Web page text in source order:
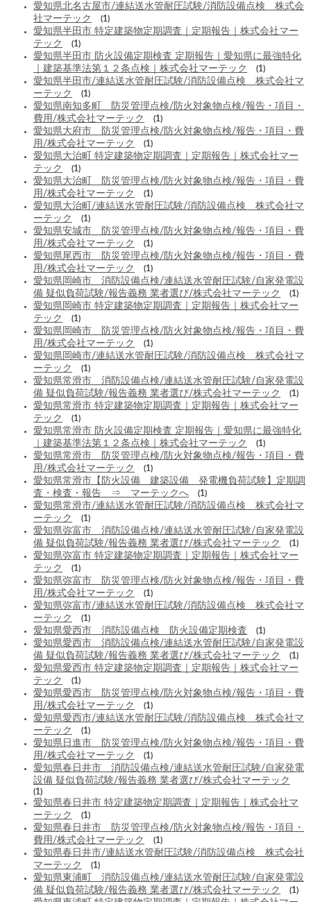
愛知県北名古屋市/連結送水管耐圧試験/消防設備点検 株式会
社マーテック
(1)
愛知県半田市 特定建築物定期調査｜定期報告｜株式会社マー
テック
(1)
愛知県半田市 防火設備定期検査 定期報告｜愛知県に最強特化
｜建築基準法第１２条点検｜株式会社マーテック
(1)
愛知県半田市/連結送水管耐圧試験/消防設備点検 株式会社マ
ーテック
(1)
愛知県南知多町 防災管理点検/防火対象物点検/報告・項目・
費用/株式会社マーテック
(1)
愛知県大府市 防災管理点検/防火対象物点検/報告・項目・費
用/株式会社マーテック
(1)
愛知県大治町 特定建築物定期調査｜定期報告｜株式会社マー
テック
(1)
愛知県大治町 防災管理点検/防火対象物点検/報告・項目・費
用/株式会社マーテック
(1)
愛知県大治町/連結送水管耐圧試験/消防設備点検 株式会社マ
ーテック
(1)
愛知県安城市 防災管理点検/防火対象物点検/報告・項目・費
用/株式会社マーテック
(1)
愛知県尾西市 防災管理点検/防火対象物点検/報告・項目・費
用/株式会社マーテック
(1)
愛知県岡崎市 消防設備点検/連結送水管耐圧試験/自家発電設
備 疑似負荷試験/報告義務 業者選び/株式会社マーテック
(1)
愛知県岡崎市 特定建築物定期調査｜定期報告｜株式会社マー
テック
(1)
愛知県岡崎市 防災管理点検/防火対象物点検/報告・項目・費
用/株式会社マーテック
(1)
愛知県岡崎市/連結送水管耐圧試験/消防設備点検 株式会社マ
ーテック
(1)
愛知県常滑市 消防設備点検/連結送水管耐圧試験/自家発電設
備 疑似負荷試験/報告義務 業者選び/株式会社マーテック
(1)
愛知県常滑市 特定建築物定期調査｜定期報告｜株式会社マー
テック
(1)
愛知県常滑市 防火設備定期検査 定期報告｜愛知県に最強特化
｜建築基準法第１２条点検｜株式会社マーテック
(1)
愛知県常滑市 防災管理点検/防火対象物点検/報告・項目・費
用/株式会社マーテック
(1)
愛知県常滑市【防火設備 建築設備 発電機負荷試験】定期調
査・検査・報告 ⇒ マーテックへ
(1)
愛知県常滑市/連結送水管耐圧試験/消防設備点検 株式会社マ
ーテック
(1)
愛知県弥富市 消防設備点検/連結送水管耐圧試験/自家発電設
備 疑似負荷試験/報告義務 業者選び/株式会社マーテック
(1)
愛知県弥富市 特定建築物定期調査｜定期報告｜株式会社マー
テック
(1)
愛知県弥富市 防災管理点検/防火対象物点検/報告・項目・費
用/株式会社マーテック
(1)
愛知県弥富市/連結送水管耐圧試験/消防設備点検 株式会社マ
ーテック
(1)
愛知県愛西市 消防設備点検 防火設備定期検査 (1)
愛知県愛西市 消防設備点検/連結送水管耐圧試験/自家発電設
備 疑似負荷試験/報告義務 業者選び/株式会社マーテック
(1)
愛知県愛西市 特定建築物定期調査｜定期報告｜株式会社マー
テック
(1)
愛知県愛西市 防災管理点検/防火対象物点検/報告・項目・費
用/株式会社マーテック
(1)
愛知県愛西市/連結送水管耐圧試験/消防設備点検 株式会社マ
ーテック
(1)
愛知県日進市 防災管理点検/防火対象物点検/報告・項目・費
用/株式会社マーテック
(1)
愛知県春日井市 消防設備点検/連結送水管耐圧試験/自家発電
設備 疑似負荷試験/報告義務 業者選び/株式会社マーテック
(1)
愛知県春日井市 特定建築物定期調査｜定期報告｜株式会社マ
ーテック
(1)
愛知県春日井市 防災管理点検/防火対象物点検/報告・項目・
費用/株式会社マーテック
(1)
愛知県春日井市/連結送水管耐圧試験/消防設備点検 株式会社
マーテック
(1)
愛知県東浦町 消防設備点検/連結送水管耐圧試験/自家発電設
備 疑似負荷試験/報告義務 業者選び/株式会社マーテック
(1)